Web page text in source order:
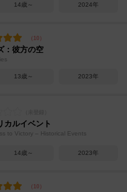
14歳～ 2024年
：彼方の空
13歳～ 2023年
カルイベント
to Victory – Historical Events
14歳～ 2023年